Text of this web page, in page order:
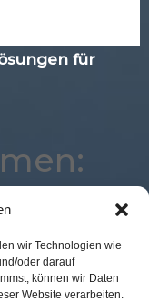
wir Technologien wie
oder darauf
können wir Daten
Website verarbeiten.
für
Logistik